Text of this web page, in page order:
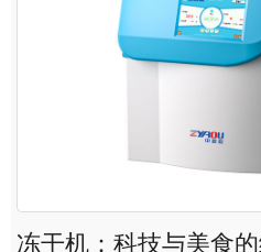
冻干机：科技与美食